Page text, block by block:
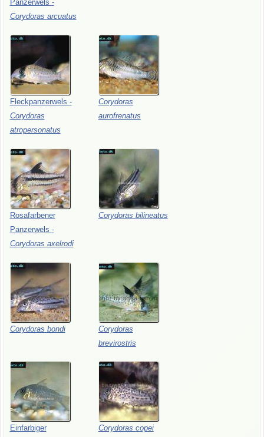
Panzerwels -
Corydoras arcuatus
Fleckpanzerwels -
Corydoras
atropersonatus
Corydoras
aurofrenatus
Rosafarbener
Panzerwels -
Corydoras axelrodi
Corydoras bilineatus
Corydoras bondi
Corydoras
brevirostris
Einfarbiger
Corydoras copei